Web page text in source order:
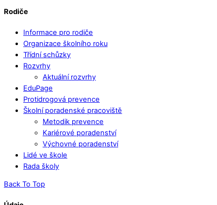
Rodiče
Informace pro rodiče
Organizace školního roku
Třídní schůzky
Rozvrhy
Aktuální rozvrhy
EduPage
Protidrogová prevence
Školní poradenské pracoviště
Metodik prevence
Kariérové poradenství
Výchovné poradenství
Lidé ve škole
Rada školy
Back To Top